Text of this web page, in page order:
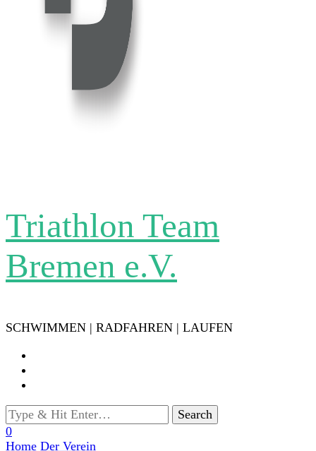
Triathlon Team
Bremen e.V.
SCHWIMMEN | RADFAHREN | LAUFEN
Looking
for
Something?
0
Home Der Verein